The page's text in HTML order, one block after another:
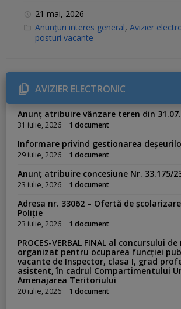
21 mai, 2026
C
a
t
r
e
Anunțuri interes general, Avizier
posturi vacante
AVIZIER ELECTRONIC
Anunț atribuire vânzare teren din
31 iulie, 2026 1 document
Informare privind gestionarea
29 iulie, 2026 1 document
Anunț atribuire concesiune Nr. 33.175/
23 iulie, 2026 1 document
Adresa nr. 33062 – Ofertă de
Poliție
23 iulie, 2026 1 document
PROCES-VERBAL FINAL al concursului
organizat pentru ocuparea funcției
vacante de Inspector, clasa I, grad
asistent, în cadrul Compartimentului
Amenajarea Teritoriului
20 iulie, 2026 1 document